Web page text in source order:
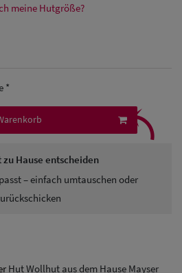
meine Hutgröße?
*
zu Hause entscheiden
– einfach umtauschen oder
⤹
Hut Wollhut aus dem Hause Mayser